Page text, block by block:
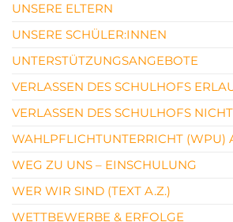
UNSERE ELTERN
UNSERE SCHÜLER:INNEN
UNTERSTÜTZUNGSANGEBOTE
VERLASSEN DES SCHULHOFS
VERLASSEN DES SCHULHOFS
WAHLPFLICHTUNTERRICHT (WPU)
WEG ZU UNS – EINSCHULUNG
WER WIR SIND (TEXT A.Z.)
WETTBEWERBE & ERFOLGE